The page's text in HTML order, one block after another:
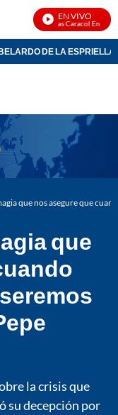
EN VIVO
Noticias Caracol En Vivo
DE LA ESPRIELLA
que nos asegure que
que
la crisis que
su decepción por